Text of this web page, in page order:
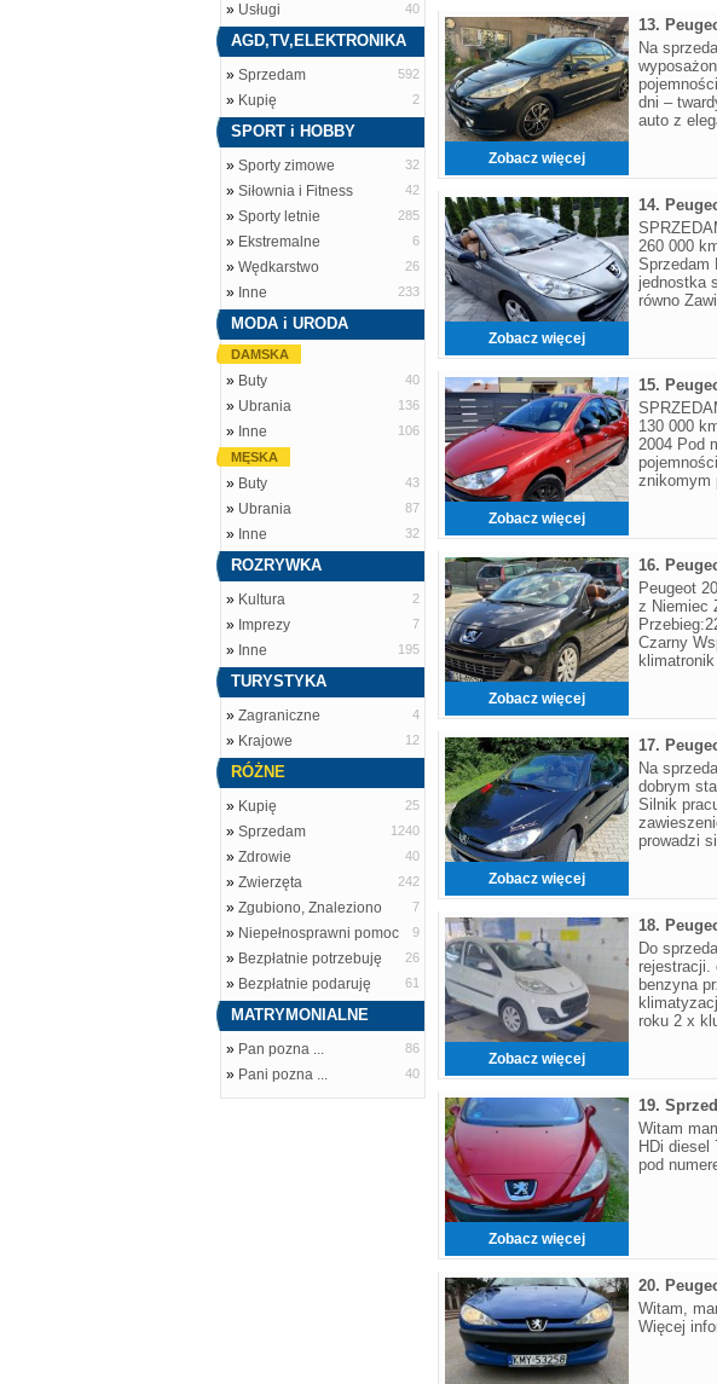
» Usługi 40
AGD,TV,ELEKTRONIKA
» Sprzedam 592
» Kupię 2
SPORT i HOBBY
» Sporty zimowe 32
» Siłownia i Fitness 42
» Sporty letnie 285
» Ekstremalne 6
» Wędkarstwo 26
» Inne 233
MODA i URODA
DAMSKA
» Buty 40
» Ubrania 136
» Inne
106
MĘSKA
» Buty 43
» Ubrania 87
» Inne 32
ROZRYWKA
» Kultura 2
» Imprezy 7
» Inne 195
TURYSTYKA
» Zagraniczne 4
» Krajowe 12
RÓŻNE
» Kupię 25
» Sprzedam 1240
» Zdrowie 40
» Zwierzęta 242
» Zgubiono, Znaleziono 7
» Niepełnosprawni pomoc 9
» Bezpłatnie potrzebuję 26
» Bezpłatnie podaruję 61
MATRYMONIALNE
» Pan pozna ... 86
» Pani pozna ... 40
Zobacz więcej
13.
Na
dni –
auto z
Zobacz więcej
14.
260 000
Sprzedam
jednostka
równo
Zobacz więcej
15.
130 000
2004 Pod
znikomym
Zobacz więcej
16.
Peugeot
z Niemiec
Czarny
Zobacz więcej
17.
Na
dobrym
Silnik
prowadzi
Zobacz więcej
18.
Do
rejestracji.
benzyna
roku 2 x
Zobacz więcej
19.
Witam
HDi diesel
pod
20.
Witam,
Więcej